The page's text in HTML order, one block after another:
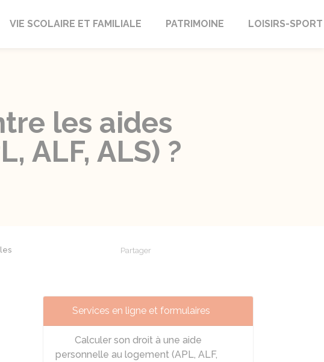
VIE SCOLAIRE ET FAMILIALE PATRIMOINE LOISIRS-SPORT
les aides
ALF, ALS) ?
Partager
Services en ligne et formulaires
Calculer son droit à une aide
personnelle au logement (APL, ALF,